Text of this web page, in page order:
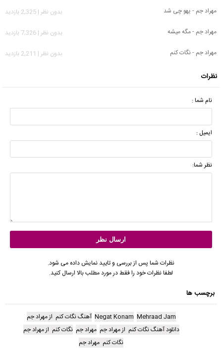
مهراد جم - یهو چی شد
بدون نظر | 2,325 بازدید
مهراد جم - مگه میشه
بدون نظر | 7,326 بازدید
مهراد جم - نگات کنم
بدون نظر | 2,211 بازدید
نظرات
نام شما :
ایمیل :
نظر شما:
نظرات شما پس از بررسی و تایید نمایش داده می شود.
لطفا نظرات خود را فقط در مورد مطلب بالا ارسال کنید.
برچسب ها
Mehraad Jam
Negat Konam آهنگ نگات کنم از مهراد جم
دانلود آهنگ نگات کنم از مهراد جم مهراد جم نگات کنم از مهراد جم
نگات کنم مهراد جم